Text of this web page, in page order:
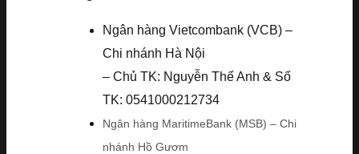
Ngân hàng Vietcombank (VCB) –
Chi nhánh Hà Nội
– Chủ TK: Nguyễn Thế Anh & Số
TK: 0541000212734
Ngân hàng MaritimeBank (MSB) – Chi
nhánh Hồ Gươm